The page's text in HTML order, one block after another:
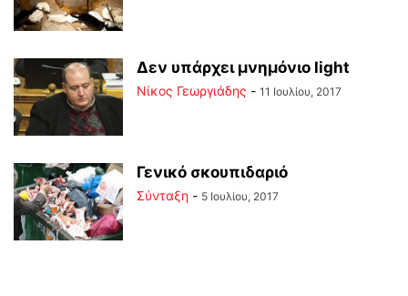
Δεν υπάρχει μνημόνιο light
Νίκος Γεωργιάδης - 11 Ιουλίου, 2017
Γενικό σκουπιδαριό
Σύνταξη - 5 Ιουλίου, 2017